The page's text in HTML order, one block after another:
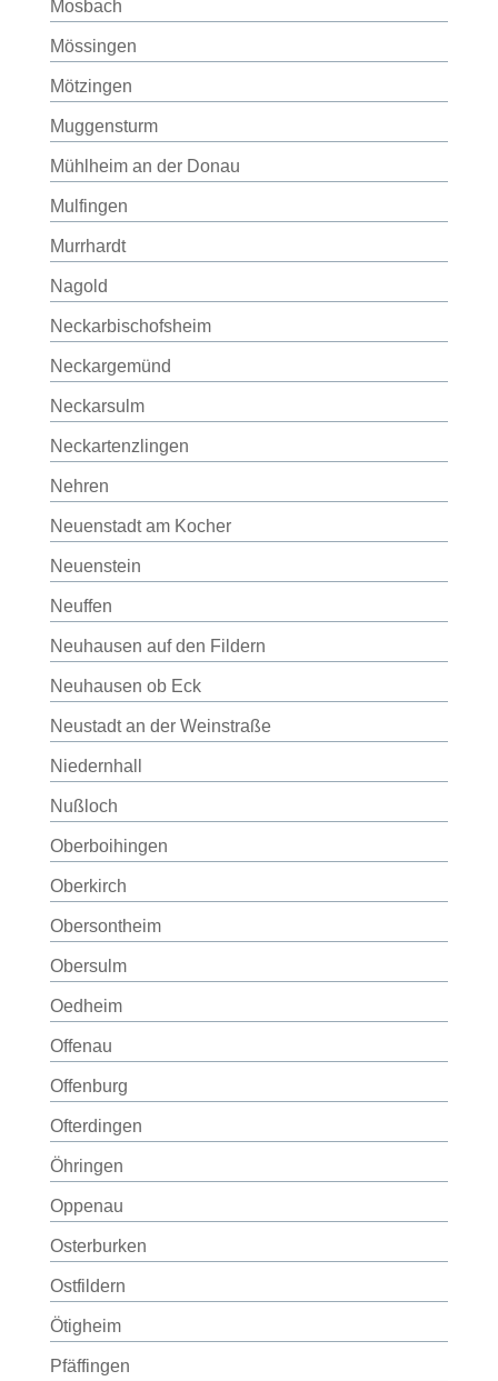
Mosbach
Mössingen
Mötzingen
Muggensturm
Mühlheim an der Donau
Mulfingen
Murrhardt
Nagold
Neckarbischofsheim
Neckargemünd
Neckarsulm
Neckartenzlingen
Nehren
Neuenstadt am Kocher
Neuenstein
Neuffen
Neuhausen auf den Fildern
Neuhausen ob Eck
Neustadt an der Weinstraße
Niedernhall
Nußloch
Oberboihingen
Oberkirch
Obersontheim
Obersulm
Oedheim
Offenau
Offenburg
Ofterdingen
Öhringen
Oppenau
Osterburken
Ostfildern
Ötigheim
Pfäffingen